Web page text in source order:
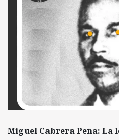
Miguel Cabrera Peña: La